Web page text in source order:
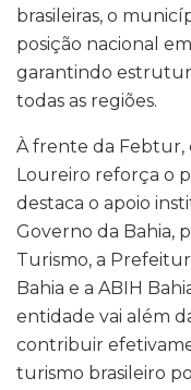
brasileiras, o
posição nacional
garantindo
todas as regiões.
À frente da Febtur,
Loureiro reforça o
destaca o apoio
Governo da Bahia,
Turismo, a
Bahia e a ABIH
entidade vai além
contribuir
turismo brasileiro